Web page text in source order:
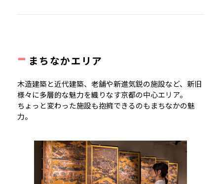
- まちなかエリア
木造建築と近代建築、老舗や新進気鋭の施設など、新旧
様々に多層的な魅力を織りなす京都の中心エリア。
ちょっと変わった施設も抱擁できるのもまちなかの魅
力。